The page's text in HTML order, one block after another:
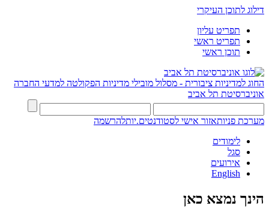
דילוג לתוכן העיקרי
תפריט עליון
תפריט ראשי
תוכן ראשי
החוג למדיניות ציבורית - מסלול מובילי מדיניות הפקולטה למדעי החברה
אוניברסיטת תל אביב
מערכת פניותאזור אישי לסטודנטים.יותלהרשמה
לימודים
סגל
אירועים
English
הינך נמצא כאן